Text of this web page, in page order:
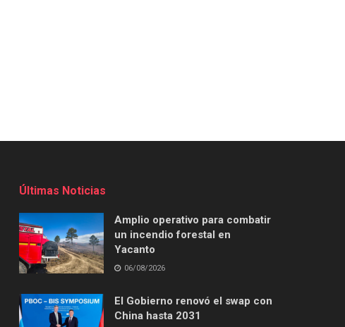
Últimas Noticias
Amplio operativo para combatir
un incendio forestal en
Yacanto
06/08/2026
El Gobierno renovó el swap con
China hasta 2031